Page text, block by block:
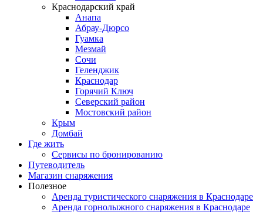
Краснодарский край
Анапа
Абрау-Дюрсо
Гуамка
Мезмай
Сочи
Геленджик
Краснодар
Горячий Ключ
Северский район
Мостовский район
Крым
Домбай
Где жить
Сервисы по бронированию
Путеводитель
Магазин снаряжения
Полезное
Аренда туристического снаряжения в Краснодаре
Аренда горнолыжного снаряжения в Краснодаре